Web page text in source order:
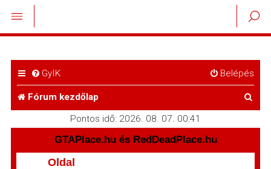
GyIK Belépés
Fórum kezdőlap
e
Pontos idő: 2026. 08. 07. 00:41
GTAPlace.hu és RedDeadPlace.hu
Oldal